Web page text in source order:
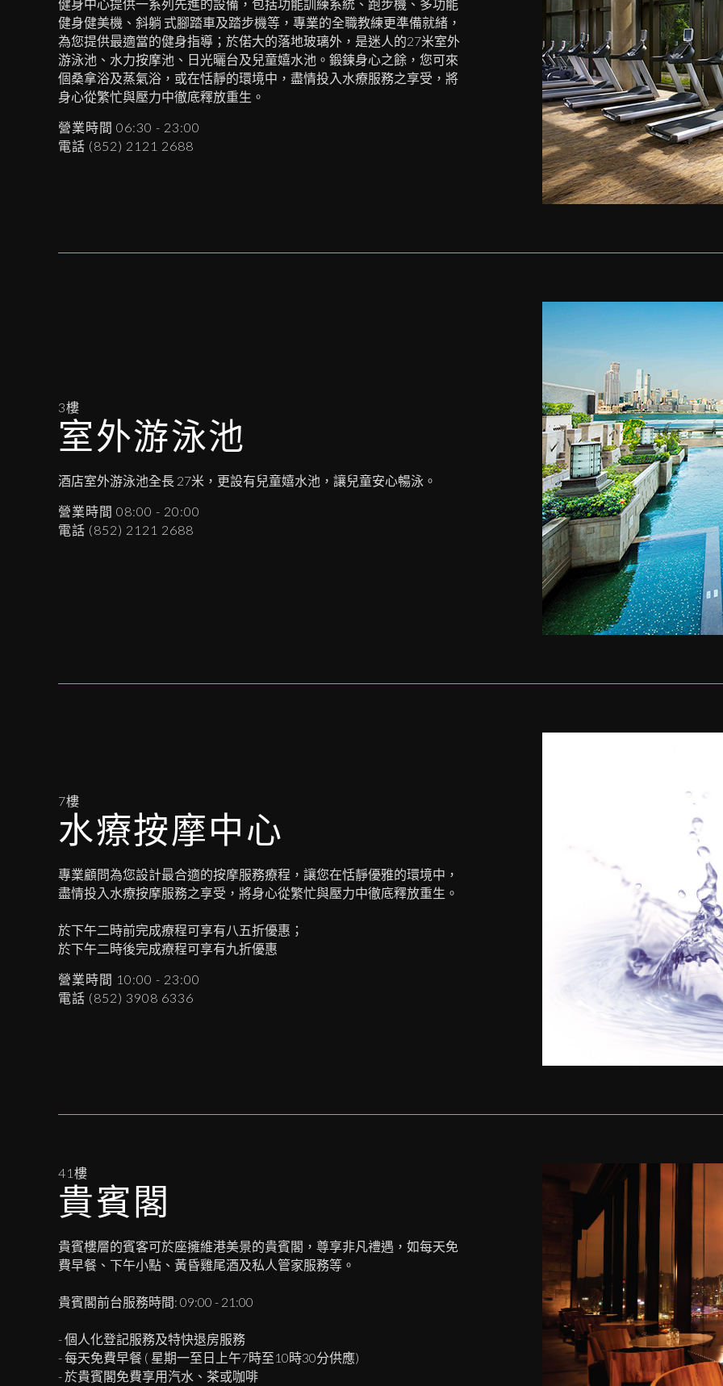
健身中心提供一系列先進的設備，包括功能訓練系統、跑步機、多功能
健身健美機、斜躺 式腳踏車及踏步機等，專業的全職教練更準備就緒，
為您提供最適當的健身指導；於偌大的落地玻璃外，是迷人的27米室外
游泳池、水力按摩池、日光曬台及兒童嬉水池。鍛鍊身心之餘，您可來
個桑拿浴及蒸氣浴，或在恬靜的環境中，盡情投入水療服務之享受，將
身心從繁忙與壓力中徹底釋放重生。
營業時間 06:30 - 23:00
電話 (852) 2121 2688
3樓
室外游泳池
酒店室外游泳池全長 27米，更設有兒童嬉水池，讓兒童安心暢泳。
營業時間 08:00 - 20:00
電話 (852) 2121 2688
7樓
水療按摩中心
專業顧問為您設計最合適的按摩服務療程，讓您在恬靜優雅的環境中，
盡情投入水療按摩服務之享受，將身心從繁忙與壓力中徹底釋放重生。
於下午二時前完成療程可享有八五折優惠；
於下午二時後完成療程可享有九折優惠
營業時間 10:00 - 23:00
電話 (852) 3908 6336
41樓
貴賓閣
貴賓樓層的賓客可於座擁維港美景的貴賓閣，尊享非凡禮遇，如每天免
費早餐、下午小點、黃昏雞尾酒及私人管家服務等。
貴賓閣前台服務時間: 09:00 - 21:00
- 個人化登記服務及特快退房服務
- 每天免費早餐 ( 星期一至日上午7時至10時30分供應)
- 於貴賓閣免費享用汽水、茶或咖啡